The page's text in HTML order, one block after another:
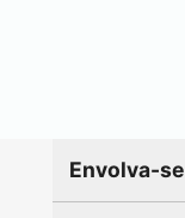
Envolva-se